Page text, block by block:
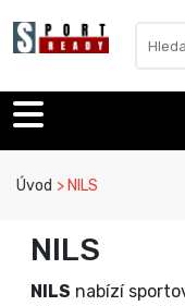
Sport
Úvod NILS
NILS
NILS nabízí